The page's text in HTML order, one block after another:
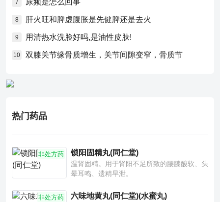
7 尿频是怎么回事
8 肝火旺和脾虚腹胀是先健脾还是去火
9 用清热水洗脸好吗,是油性皮肤!
10 双膝关节缘骨质增生，关节间隙变窄，骨质节
热门药品
非处方药 锁阳固精丸(同仁堂)
温肾固精。用于肾阳不足所致的腰膝酸软、头
晕耳鸣、遗精早泄。
非处方药 六味地黄丸(同仁堂)(水蜜丸)